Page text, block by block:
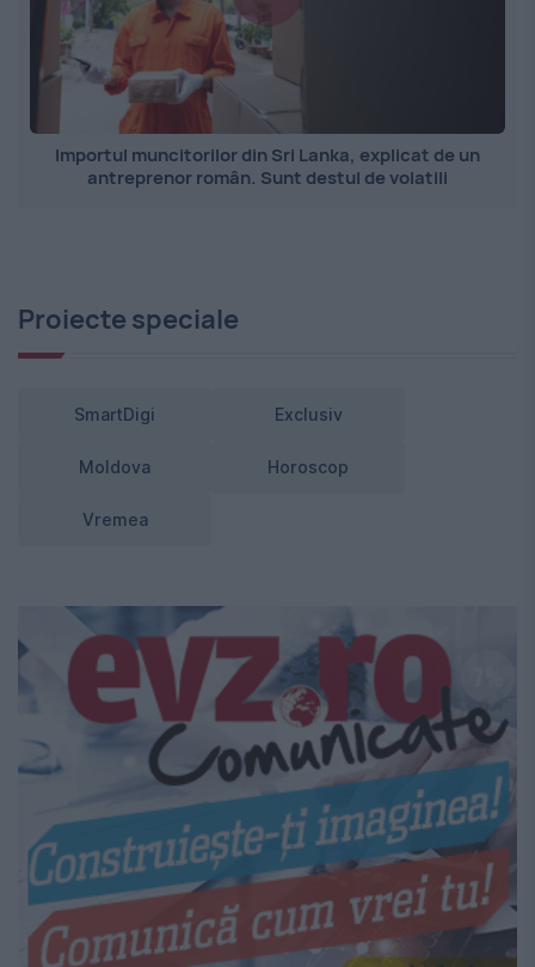
Importul muncitorilor din Sri Lanka, explicat de un
antreprenor român. Sunt destul de volatili
Proiecte speciale
SmartDigi Exclusiv
Moldova Horoscop
Vremea